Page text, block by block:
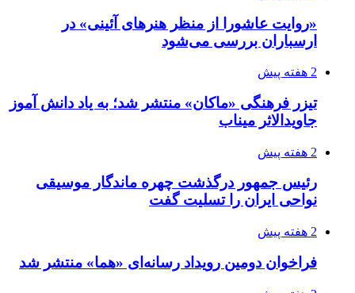
«روایت عاشورا از منظر هنرهای آئینی» در
ارسباران بررسی می‌شود
2 هفته پیش
تیزر فرهنگی «ماکان» منتشر شد؛ به یاد دانش آموز
جاویدالاثر میناب
2 هفته پیش
رئیس جمهور درگذشت چهره ماندگار موسیقی
نواحی ایران را تسلیت گفت
2 هفته پیش
فراخوان دومین رویداد رسانه‌ای «هما» منتشر شد